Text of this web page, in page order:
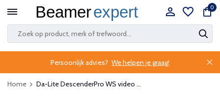
0
Persoonlijk advies? We helpen je graag!
Home Da-Lite DescenderPro WS video ...